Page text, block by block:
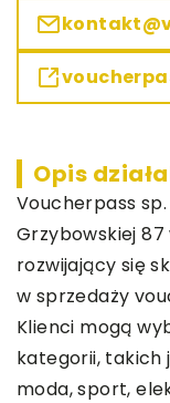
Opis
Voucherpass sp.
Grzybowskiej
rozwijający się
w sprzedaży
Klienci mogą
kategorii, takich
moda, sport,